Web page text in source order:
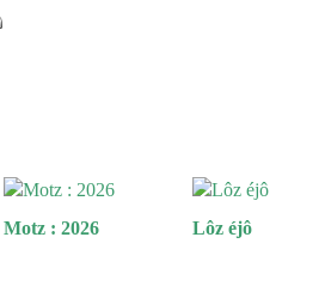
Motz : 2026 Lôz éjô